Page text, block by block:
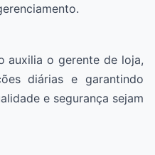
auxilia o gerente de loja,
diárias e garantindo
e segurança sejam